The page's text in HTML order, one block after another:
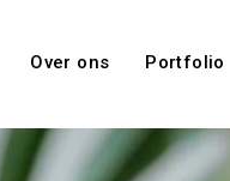
Over ons Portfolio